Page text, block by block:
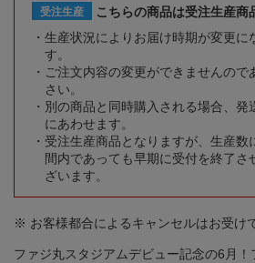
受注生産
こちらの商品は受注生産商
生産状況によりお届け時期が変更に
す。
ご注文内容の変更ができませんので
さい。
別の商品と同時購入される場合、発
にあわせます。
受注生産商品となりますが、生産数
間内であっても早期に受付を終了さ
ざいます。
※ お客様都合によるキャンセルはお受け
ファジ丸スタジアムデビュー記念の6月